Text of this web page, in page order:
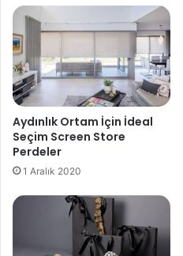
Aydınlık Ortam İçin İdeal
Seçim Screen Store
Perdeler
1 Aralık 2020